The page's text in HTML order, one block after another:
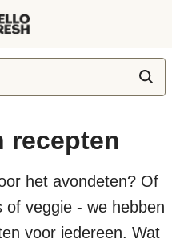
recepten
het avondeten? Of
of veggie - we hebben
voor iedereen. Wat